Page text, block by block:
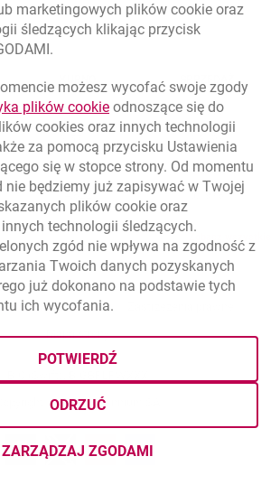
Data aktualizacji: 7.08.2026, 12:53:25
KUPNO SPRZEDAŻ
4.1346 4.4568
3.8493
4.4312 4.7764
4.822 5.1978
się w nowej karcie
Ustawieniacookies
Mapa stronyotwiera się w nowej karcie
© Bank Millennium SA
Goodieotwiera się w nowej karcie
Twitterotwiera się w nowej karcie
YouTubeotwiera się w nowej karcie
LinkedIn
marketingowych plików cookie oraz
śledzących klikając przycisk
możesz wycofać swoje zgody
plików cookielink otwiera się w nowym
odnoszące się do
cookies oraz innych technologii
za pomocą przycisku Ustawienia
się w stopce strony. Od momentu
będziemy już zapisywać w Twojej
plików cookie oraz
technologii śledzących.
zgód nie wpływa na zgodność z
Twoich danych pozyskanych
już dokonano na podstawie tych
ich wycofania.
ZARZĄDZAJ ZGODAMI
DOTYCZĄCYMI PLIKÓW
ODRZUĆ
POTWIERDŹ